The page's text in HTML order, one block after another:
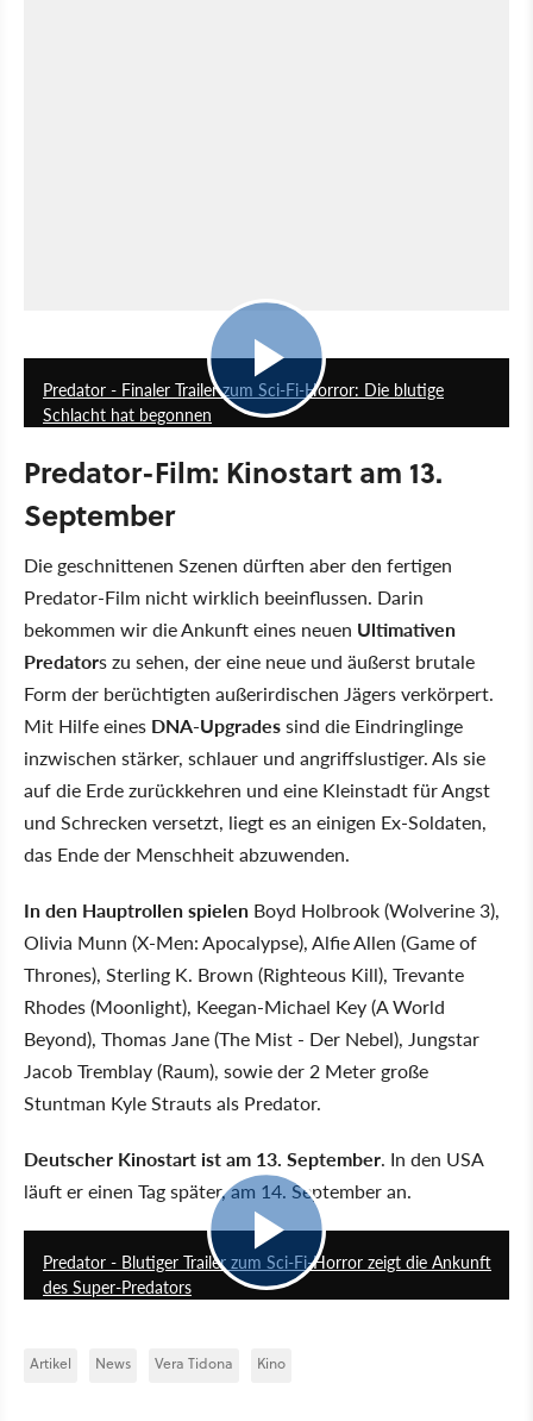
Predator - Finaler Trailer zum Sci-Fi-Horror: Die blutige
Schlacht hat begonnen
Predator-Film: Kinostart am 13.
September
Die geschnittenen Szenen dürften aber den fertigen
Predator-Film nicht wirklich beeinflussen. Darin
bekommen wir die Ankunft eines neuen Ultimativen
Predators zu sehen, der eine neue und äußerst brutale
Form der berüchtigten außerirdischen Jägers verkörpert.
Mit Hilfe eines DNA-Upgradessind die Eindringlinge
inzwischen stärker, schlauer und angriffslustiger. Als sie
auf die Erde zurückkehren und eine Kleinstadt für Angst
und Schrecken versetzt, liegt es an einigen Ex-Soldaten,
das Ende der Menschheit abzuwenden.
In den Hauptrollen spielen Boyd Holbrook (Wolverine 3),
Olivia Munn (X-Men: Apocalypse), Alfie Allen (Game of
Thrones), Sterling K. Brown (Righteous Kill), Trevante
Rhodes (Moonlight), Keegan-Michael Key (A World
Beyond), Thomas Jane (The Mist - Der Nebel), Jungstar
Jacob Tremblay (Raum), sowie der 2 Meter große
Stuntman Kyle Strauts als Predator.
Deutscher Kinostart ist am 13. September. In den USA
läuft er einen Tag später, am 14. September an.
Predator - Blutiger Trailer zum Sci-Fi-Horror zeigt die Ankunft
des Super-Predators
Artikel News Vera Tidona Kino